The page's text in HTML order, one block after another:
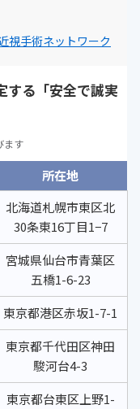
視手術ネットワーク
する「安全で誠実
ます
所在地
北海道札幌市東区北
30条東16丁目1−7
宮城県仙台市青葉区
五橋1-6-23
東京都港区赤坂1-7-1
東京都千代田区神田
駿河台4-3
東京都台東区上野1-